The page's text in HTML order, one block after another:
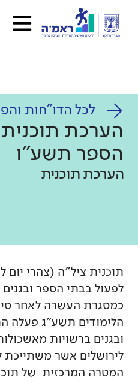
לכל הדו"חות
הערכת
הספר תשע"ו
הערכת תוכנית
תוכנית ציל"ה (צהרי
לפעול בבתי הספר
כמסגרת העשרה לאחר
הלימודים תשע"ג פעלה
המטרה המרכזית של